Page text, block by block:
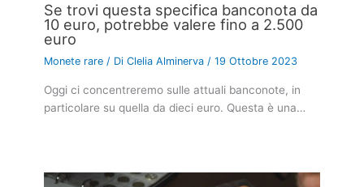
Se trovi questa specifica banconota da
10 euro, potrebbe valere fino a 2.500
euro
Monete rare / DiClelia Alminerva/19 Ottobre 2023
Oggi ci concentreremo sulle attuali banconote, in
particolare su quella da dieci euro. Questa è una…